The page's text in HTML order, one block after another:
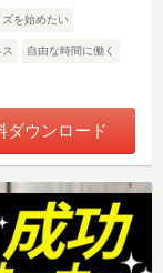
を始めたい
自由な時間に働く
ダウンロード